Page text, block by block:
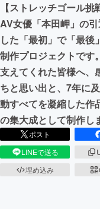
ビジネス・
まちづく
CAMPFIRE for
CAMPFIREふ
【ストレッチゴール挑
AV女優「本田岬」の
した「最初」で「最後
制作プロジェクトです
支えてくれた皆様へ、
ちと思い出と、7年に
動すべてを凝縮した作
の集大成として制作し
ポスト
LINEで送る
埋め込み